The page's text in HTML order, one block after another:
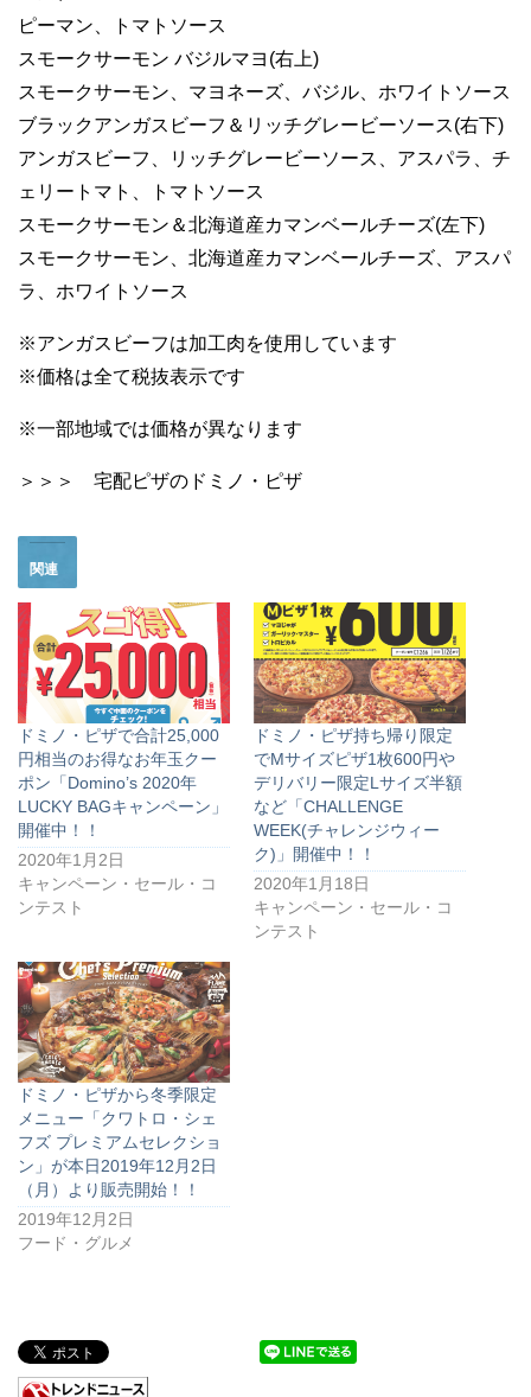
ピーマン、トマトソース
スモークサーモン バジルマヨ(右上)
スモークサーモン、マヨネーズ、バジル、ホワイトソース
ブラックアンガスビーフ＆リッチグレービーソース(右下)
アンガスビーフ、リッチグレービーソース、アスパラ、チ
ェリートマト、トマトソース
スモークサーモン＆北海道産カマンベールチーズ(左下)
スモークサーモン、北海道産カマンベールチーズ、アスパ
ラ、ホワイトソース
※アンガスビーフは加工肉を使用しています
※価格は全て税抜表示です
※一部地域では価格が異なります
＞＞＞ 宅配ピザのドミノ・ピザ
関連
ドミノ・ピザで合計25,000
円相当のお得なお年玉クー
ポン「Domino’s 2020年
LUCKY BAGキャンペーン」
開催中！！
2020年1月2日
キャンペーン・セール・コ
ンテスト
ドミノ・ピザ持ち帰り限定
でMサイズピザ1枚600円や
デリバリー限定Lサイズ半額
など「CHALLENGE
WEEK(チャレンジウィー
ク)」開催中！！
2020年1月18日
キャンペーン・セール・コ
ンテスト
ドミノ・ピザから冬季限定
メニュー「クワトロ・シェ
フズ プレミアムセレクショ
ン」が本日2019年12月2日
（月）より販売開始！！
2019年12月2日
フード・グルメ